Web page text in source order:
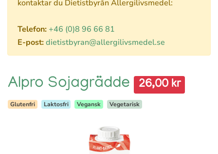
kontaktar du Dietistbyrån Allergilivsmedel:
Telefon: +46 (0)8 96 66 81
E-post:dietistbyran@allergilivsmedel.se
Alpro Sojagrädde 26,00 kr
Glutenfri Laktosfri Vegansk Vegetarisk